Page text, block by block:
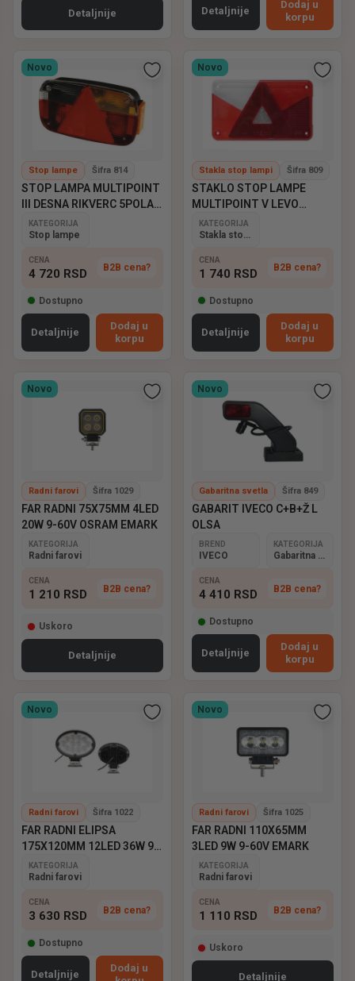
Detaljnije Detaljnije
Dodaj u
korpu
Novo
Stop lampe Šifra 814
STOP LAMPA MULTIPOINT
III DESNA RIKVERC 5POLA
ASPOCK
KATEGORIJA
Stop lampe
CENA
4 720 RSD B2B cena?
Dostupno
Detaljnije
Dodaj u
korpu
Novo
Stakla stop lampi Šifra 809
STAKLO STOP LAMPE
MULTIPOINT V LEVO
ASPOCK
KATEGORIJA
Stakla stop lampi
CENA
1 740 RSD B2B cena?
Dostupno
Detaljnije
Dodaj u
korpu
Novo
Radni farovi Šifra 1029
FAR RADNI 75X75MM 4LED
20W 9-60V OSRAM EMARK
KATEGORIJA
Radni farovi
CENA
1 210 RSD B2B cena?
Uskoro
Detaljnije
Novo
Gabaritna svetla Šifra 849
GABARIT IVECO C+B+Ž L
OLSA
BREND
IVECO
KATEGORIJA
Gabaritna svetla
CENA
4 410 RSD B2B cena?
Dostupno
Detaljnije
Dodaj u
korpu
Novo
Radni farovi Šifra 1022
FAR RADNI ELIPSA
175X120MM 12LED 36W 9-
60V EMARK
KATEGORIJA
Radni farovi
CENA
3 630 RSD B2B cena?
Dostupno
Detaljnije
Dodaj u
Novo
Radni farovi Šifra 1025
FAR RADNI 110X65MM
3LED 9W 9-60V EMARK
KATEGORIJA
Radni farovi
CENA
1 110 RSD B2B cena?
Uskoro
Detaljnije